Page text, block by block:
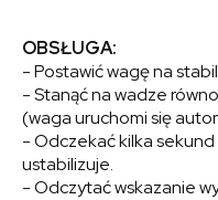
OBSŁUGA:
- Postawić wagę na
- Stanąć na wadze
(waga uruchomi się
- Odczekać kilka sekund
ustabilizuje.
- Odczytać wskazanie